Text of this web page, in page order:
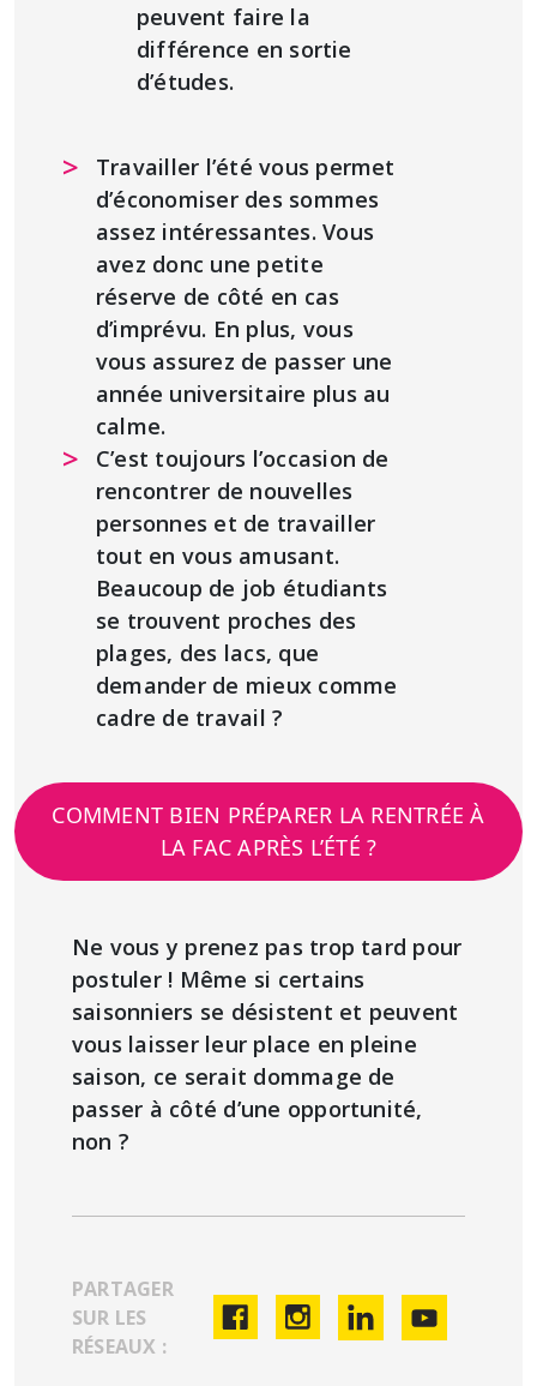
peuvent faire la
différence en sortie
d’études.
Travailler l’été vous permet
d’économiser des sommes
assez intéressantes. Vous
avez donc une petite
réserve de côté en cas
d’imprévu. En plus, vous
vous assurez de passer une
année universitaire plus au
calme.
C’est toujours l’occasion de
rencontrer de nouvelles
personnes et de travailler
tout en vous amusant.
Beaucoup de job étudiants
se trouvent proches des
plages, des lacs, que
demander de mieux comme
cadre de travail ?
COMMENT BIEN PRÉPARER LA RENTRÉE À
LA FAC APRÈS L’ÉTÉ ?
Ne vous y prenez pas trop tard pour
postuler ! Même si certains
saisonniers se désistent et peuvent
vous laisser leur place en pleine
saison, ce serait dommage de
passer à côté d’une opportunité,
non ?
PARTAGER
SUR LES
RÉSEAUX :